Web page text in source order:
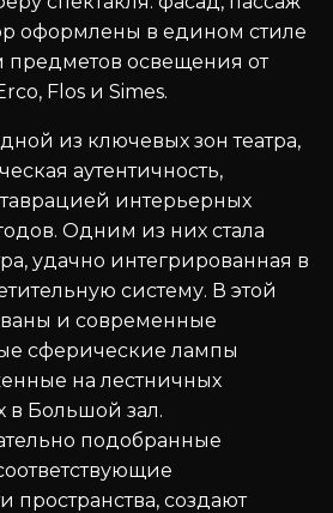
оформлены в едином стиле
предметов освещения от
Flos и Simes.
из ключевых зон театра,
аутентичность,
интерьерных
Одним из них стала
удачно интегрированная в
систему. В этой
и современные
сферические лампы
на лестничных
в Большой зал.
подобранные
пространства, создают